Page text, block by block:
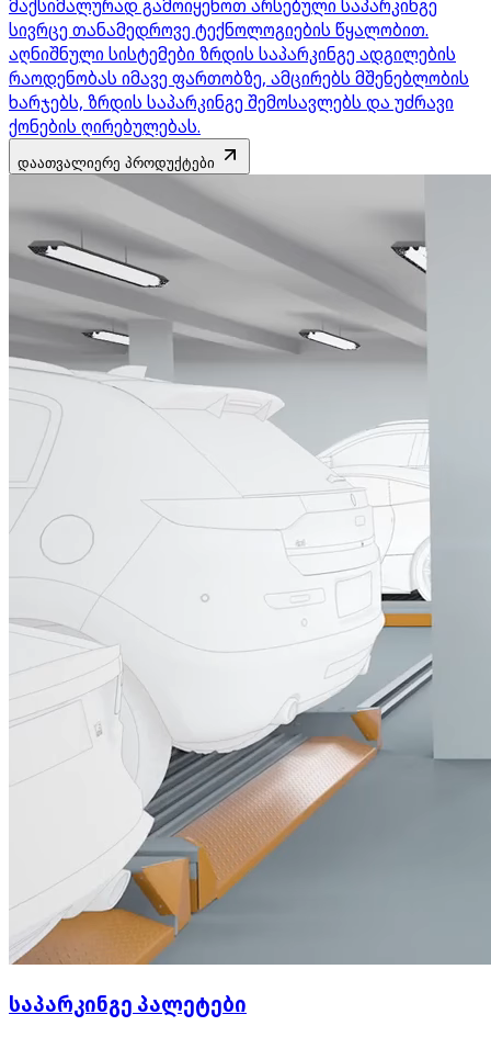
მაქსიმალურად გამოიყენოთ არსებული საპარკინგე
სივრცე თანამედროვე ტექნოლოგიების წყალობით.
აღნიშნული სისტემები ზრდის საპარკინგე ადგილების
რაოდენობას იმავე ფართობზე, ამცირებს მშენებლობის
ხარჯებს, ზრდის საპარკინგე შემოსავლებს და უძრავი
ქონების ღირებულებას.
დაათვალიერე პროდუქტები
საპარკინგე პალეტები